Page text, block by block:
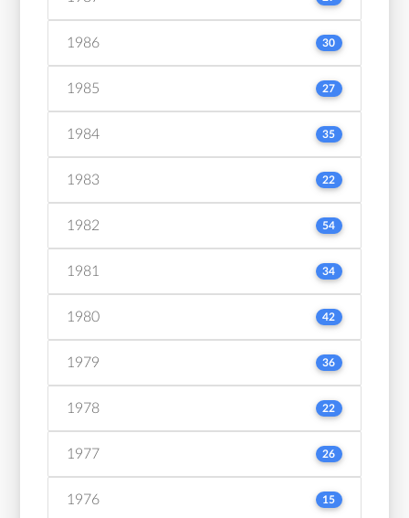
1986 30
1985 27
1984 35
1983 22
1982 54
1981 34
1980 42
1979 36
1978 22
1977 26
1976 15